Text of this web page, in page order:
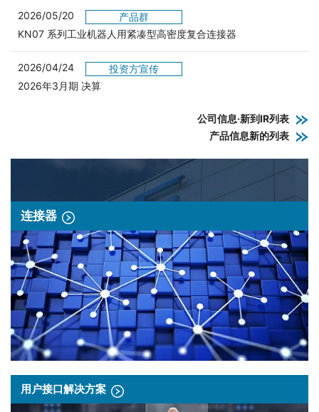
2026/05/20
产品群
KN07 系列工业机器人用紧凑型高密度复合连接器
2026/04/24
投资方宣传
2026年3月期 决算
公司信息·新到IR列表
产品信息新的列表
连接器
用户接口解决方案